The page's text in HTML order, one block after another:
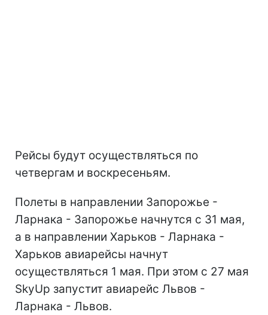
Рейсы будут осуществляться по
четвергам и воскресеньям.
Полеты в направлении Запорожье -
Ларнака - Запорожье начнутся с 31 мая,
а в направлении Харьков - Ларнака -
Харьков авиарейсы начнут
осуществляться 1 мая. При этом с 27 мая
SkyUp запустит авиарейс Львов -
Ларнака - Львов.